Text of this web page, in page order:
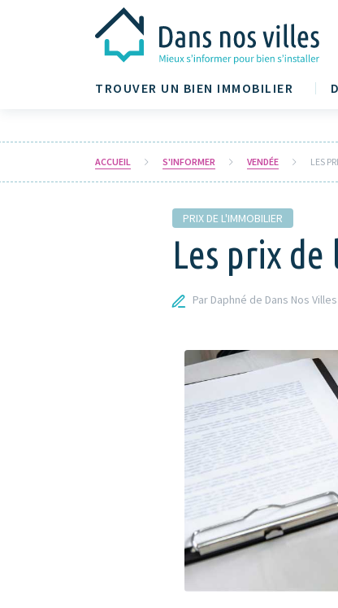
TROUVER UN BIEN IMMOBILIER
ACCUEIL S'INFORMER VENDÉE LES
PRIX DE L'IMMOBILIER
Les prix
Par Daphné de Dans Nos Villes